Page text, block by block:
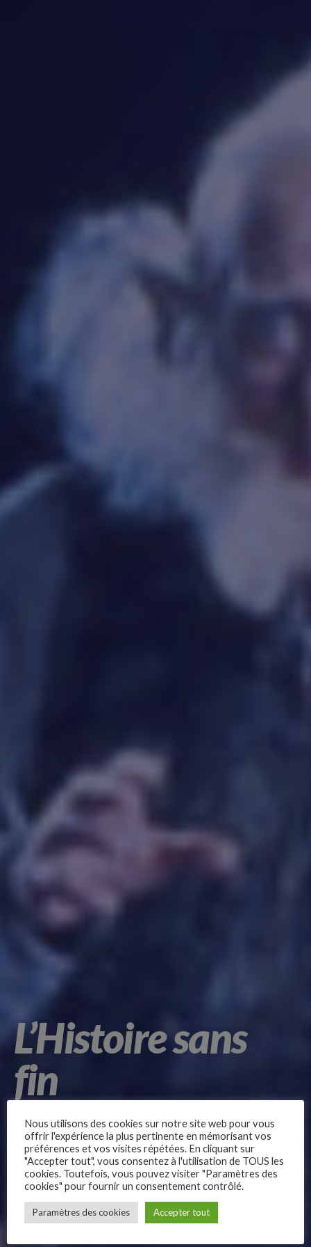
Follow Us
L’Histoire sans
fin
L’Histoire sans finest une adaptation du roman deMichael
Ende… dont le tournage de celui-ci a été une sacrée
aventure ! Pour créerFalkore au cinéma, une créature
motorisée a été imaginée ! Elle mesurait 13 mètres de
Nous utilisons des cookies sur notre site web pour vous
offrir l'expérience la plus pertinente en mémorisant vos
préférences et vos visites répétées. En cliquant sur
"Accepter tout", vous consentez à l'utilisation de TOUS les
cookies. Toutefois, vous pouvez visiter "Paramètres des
cookies" pour fournir un consentement contrôlé.
Paramètres des cookies Accepter tout